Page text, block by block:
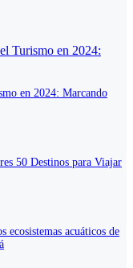
en 2024: Marcando
50 Destinos para Viajar
acuáticos de